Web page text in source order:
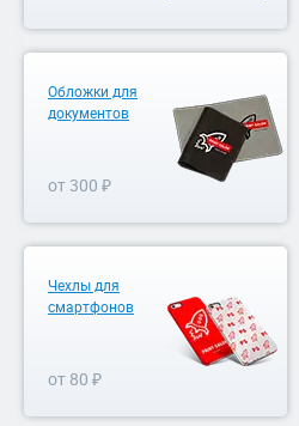
Обложки для
документов
от 300 ₽
Чехлы для
смартфонов
от 80 ₽